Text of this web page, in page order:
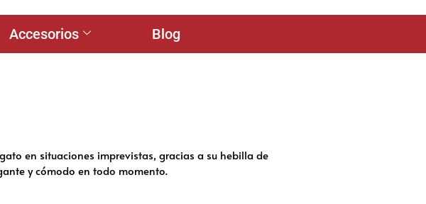
Accesorios Blog
en situaciones imprevistas, gracias a su hebilla de
y cómodo en todo momento.